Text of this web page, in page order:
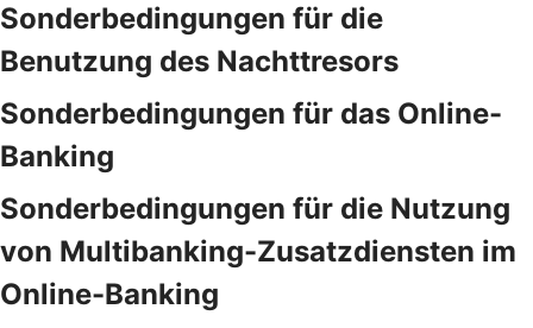
Sonderbedingungen für die
Benutzung des Nachttresors
Sonderbedingungen für das Online-
Banking
Sonderbedingungen für die Nutzung
von Multibanking-Zusatzdiensten im
Online-Banking